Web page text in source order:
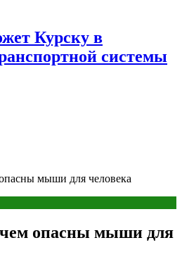
Курску в
системы
мыши для человека
чем опасны мыши для